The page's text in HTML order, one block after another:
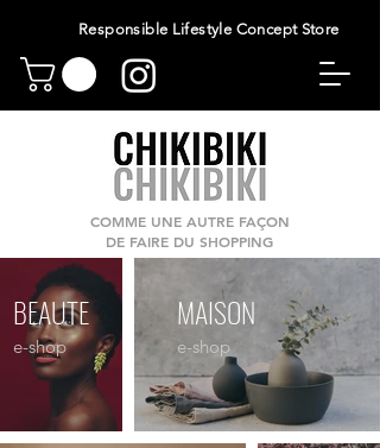
Responsible Lifestyle Concept Store
COMME UNE AUTRE FAÇON
DE FAIRE DU SHOPPING
BEAUTE
e-shop
MAISON
e-shop